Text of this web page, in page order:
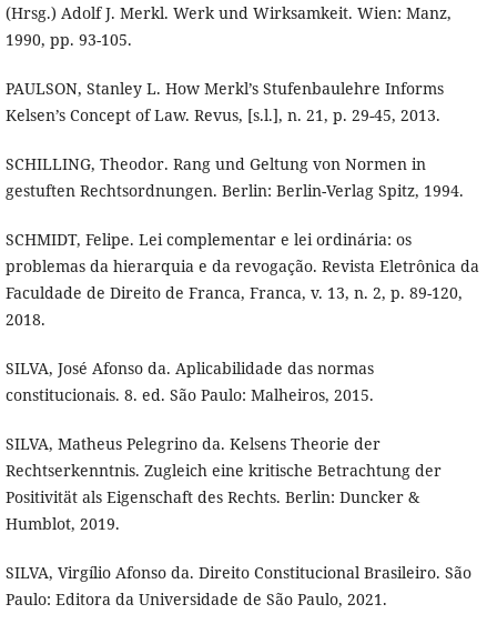
(Hrsg.) Adolf J. Merkl. Werk und Wirksamkeit. Wien: Manz,
1990, pp. 93-105.
PAULSON, Stanley L. How Merkl’s Stufenbaulehre Informs
Kelsen’s Concept of Law. Revus, [s.l.], n. 21, p. 29-45, 2013.
SCHILLING, Theodor. Rang und Geltung von Normen in
gestuften Rechtsordnungen. Berlin: Berlin-Verlag Spitz, 1994.
SCHMIDT, Felipe. Lei complementar e lei ordinária: os
problemas da hierarquia e da revogação. Revista Eletrônica da
Faculdade de Direito de Franca, Franca, v. 13, n. 2, p. 89-120,
2018.
SILVA, José Afonso da. Aplicabilidade das normas
constitucionais. 8. ed. São Paulo: Malheiros, 2015.
SILVA, Matheus Pelegrino da. Kelsens Theorie der
Rechtserkenntnis. Zugleich eine kritische Betrachtung der
Positivität als Eigenschaft des Rechts. Berlin: Duncker &
Humblot, 2019.
SILVA, Virgílio Afonso da. Direito Constitucional Brasileiro. São
Paulo: Editora da Universidade de São Paulo, 2021.